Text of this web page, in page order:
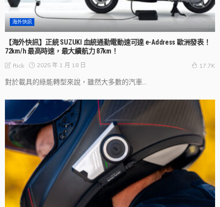
海外快訊
【海外快訊】正統 SUZUKI 血統通勤電動速可達 e-Address 歐洲發表！
72km/h 最高時速，最大續航力 87km！
Rick 2025 年 1 月 18 日 17.7K
對於載具的綠能轉型來說，雖然大多數的汽車...